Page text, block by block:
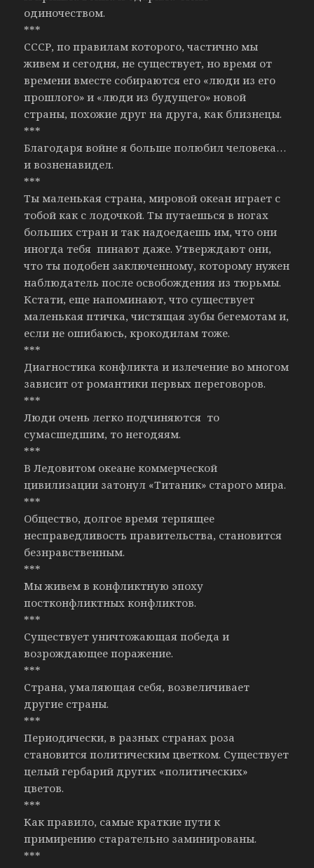
одиночеством.
***
СССР, по правилам которого, частично мы
живем и сегодня, не существует, но время от
времени вместе собираются его «люди из его
прошлого» и «люди из будущего» новой
страны, похожие друг на друга, как близнецы.
***
Благодаря войне я больше полюбил человека…
и возненавидел.
***
Ты маленькая страна, мировой океан играет с
тобой как с лодочкой. Ты путаешься в ногах
больших стран и так надоедаешь им, что они
иногда тебя пинают даже. Утверждают они,
что ты подобен заключенному, которому нужен
наблюдатель после освобождения из тюрьмы.
Кстати, еще напоминают, что существует
маленькая птичка, чистящая зубы бегемотам и,
если не ошибаюсь, крокодилам тоже.
***
Диагностика конфликта и излечение во многом
зависит от романтики первых переговоров.
***
Люди очень легко подчиняются то
сумасшедшим, то негодяям.
***
В Ледовитом океане коммерческой
цивилизации затонул «Титаник» старого мира.
***
Общество, долгое время терпящее
несправедливость правительства, становится
безнравственным.
***
Мы живем в конфликтную эпоху
постконфликтных конфликтов.
***
Существует уничтожающая победа и
возрождающее поражение.
***
Страна, умаляющая себя, возвеличивает
другие страны.
***
Периодически, в разных странах роза
становится политическим цветком. Существует
целый гербарий других «политических»
цветов.
***
Как правило, самые краткие пути к
примирению старательно заминированы.
***